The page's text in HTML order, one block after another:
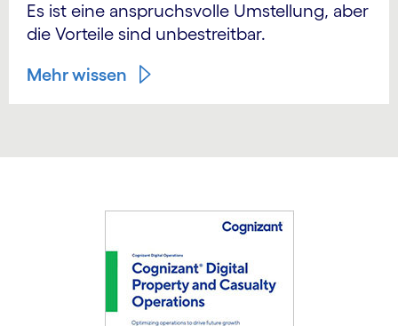
Es ist eine anspruchsvolle Umstellung, aber
die Vorteile sind unbestreitbar.
Mehr wissen